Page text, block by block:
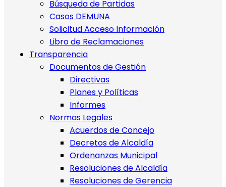
Búsqueda de Partidas
Casos DEMUNA
Solicitud Acceso Información
Libro de Reclamaciones
Transparencia
Documentos de Gestión
Directivas
Planes y Políticas
Informes
Normas Legales
Acuerdos de Concejo
Decretos de Alcaldía
Ordenanzas Municipal
Resoluciones de Alcaldía
Resoluciones de Gerencia